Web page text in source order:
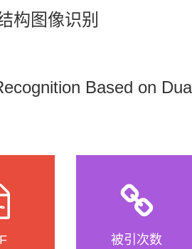
构图像识别
Based on
被引次数